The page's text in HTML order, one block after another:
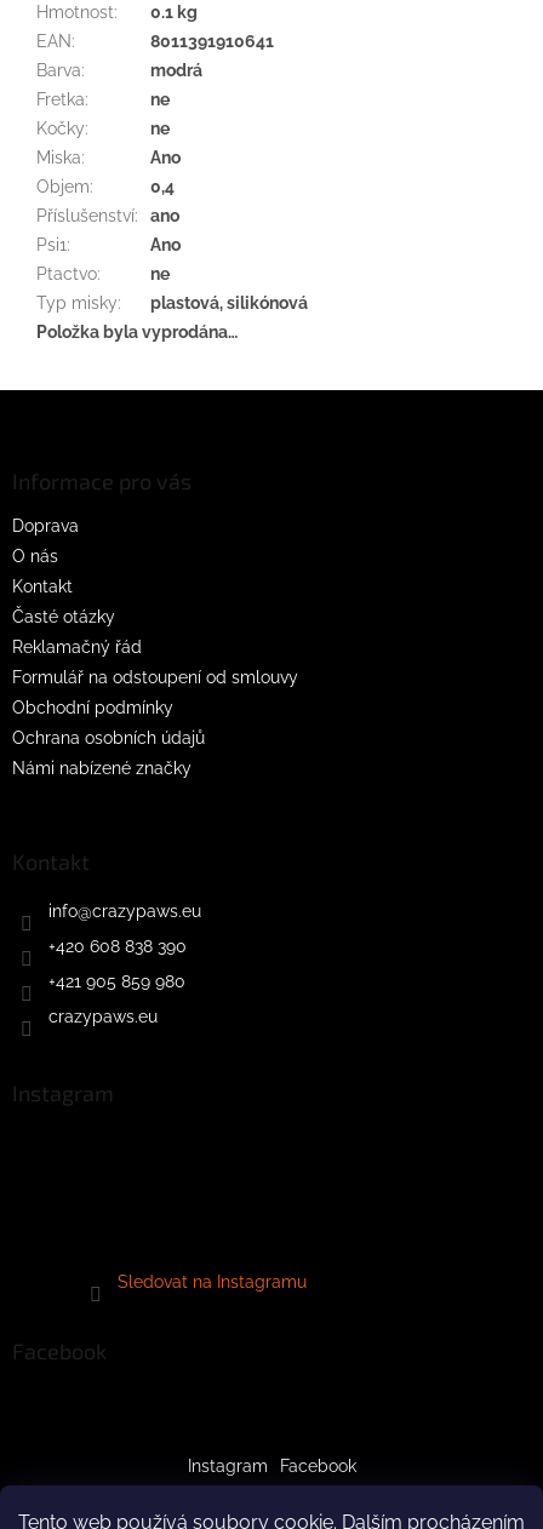
Tento web používá soubory cookie. Dalším procházením
Hmotnost:
0.1 kg
EAN:
8011391910641
Barva:
modrá
Fretka:
ne
Kočky:
ne
Miska:
Ano
Objem:
0,4
Příslušenství:
ano
Psi1:
Ano
Ptactvo:
ne
Typ misky:
plastová, silikónová
Položka byla vyprodána…
Informace pro vás
Doprava
O nás
Kontakt
Časté otázky
Reklamačný řád
Formulář na odstoupení od smlouvy
Obchodní podmínky
Ochrana osobních údajů
Námi nabízené značky
Kontakt
info@crazypaws.eu
+420 608 838 390
+421 905 859 980
crazypaws.eu
Instagram
Sledovat na Instagramu
Facebook
Instagram Facebook